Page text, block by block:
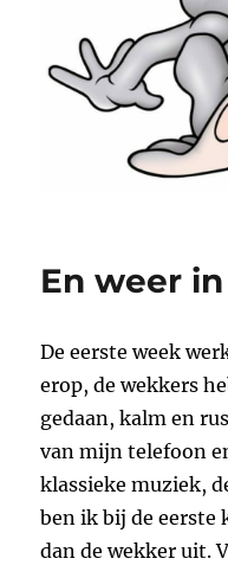
En weer
De eerste week
erop, de wekkers
gedaan, kalm en
van mijn telefoon
klassieke muziek,
ben ik bij de eerste
dan de wekker uit.